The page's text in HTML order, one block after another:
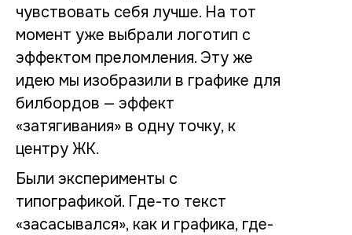
чувствовать себя лучше. На тот
момент уже выбрали логотип с
эффектом преломления. Эту же
идею мы изобразили в графике для
билбордов — эффект
«затягивания» в одну точку, к
центру ЖК.
Были эксперименты с
типографикой. Где-то текст
«засасывался», как и графика, где-